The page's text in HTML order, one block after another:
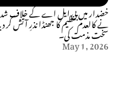
خضدار میں بی ایل اے کے خلاف
نے کالعدم تنظیم کا جھنڈا نذرِ آتش
سخت مذمت کی۔
May 1, 2026